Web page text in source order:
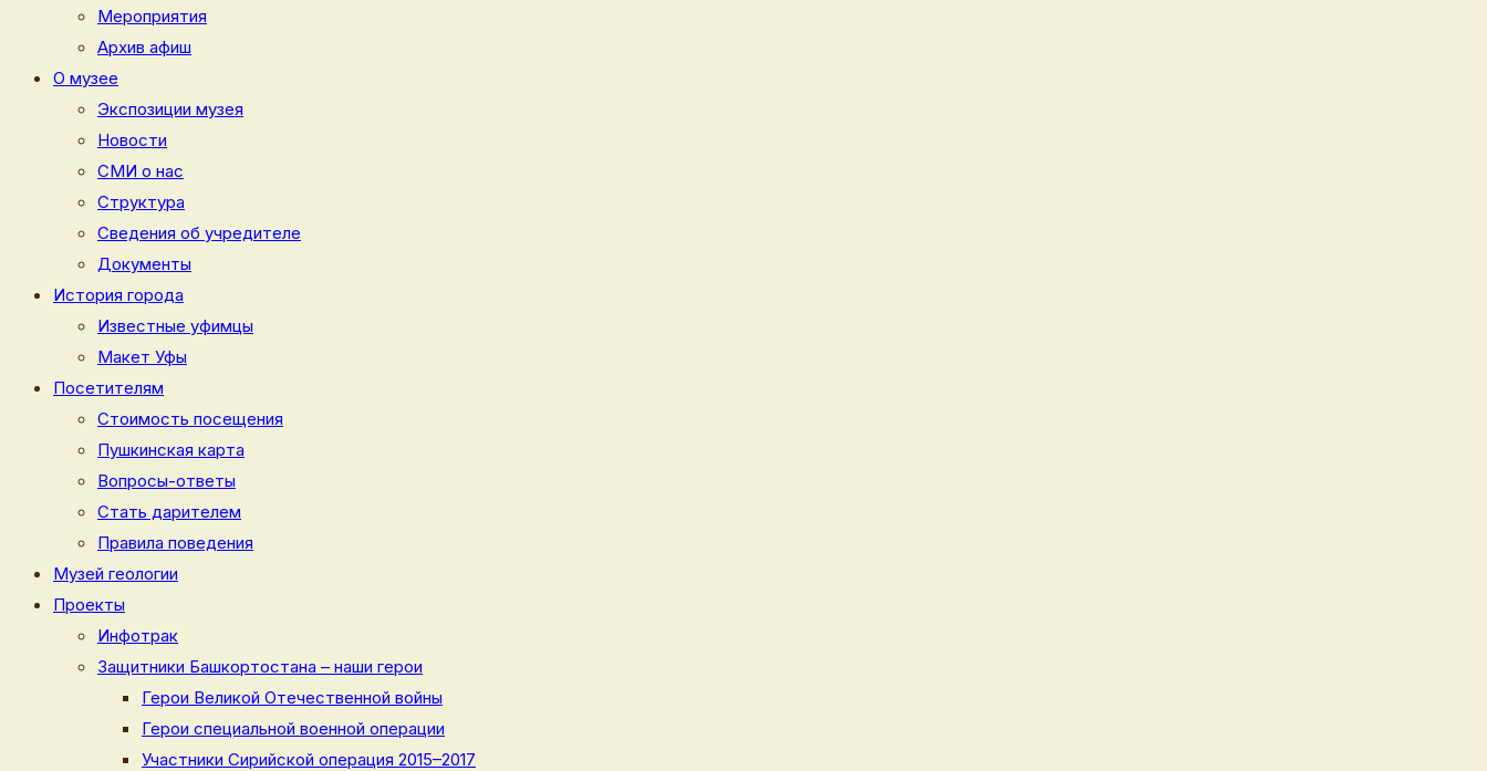
ВЕБ-Мероприятия
Архив афиш
О музее
Экспозиции музея
Новости
СМИ о нас
Структура
Сведения об учредителе
Документы
История города
Известные уфимцы
Макет Уфы
Посетителям
Стоимость посещения
Пушкинская карта
Вопросы-ответы
Стать дарителем
Правила поведения
Музей геологии
Проекты
Инфотрак
Защитники Башкортостана – наши герои
Герои Великой Отечественной войны
Герои специальной военной операции
Участники Сирийской операция 2015–2017